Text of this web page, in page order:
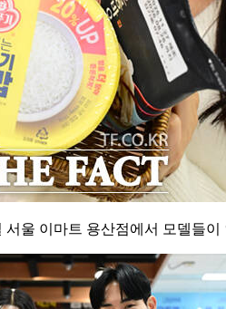
울 이마트 용산점에서 모델들